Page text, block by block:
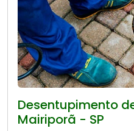
Desentupimento
Mairiporã - SP